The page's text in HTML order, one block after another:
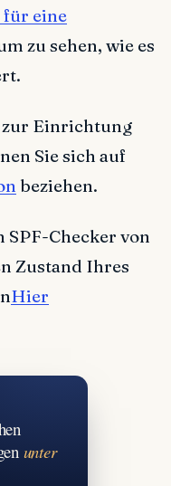
für eine
zu sehen, wie es
Einrichtung
Sie sich auf
beziehen.
SPF-Checker von
Zustand Ihres
Hier
unter